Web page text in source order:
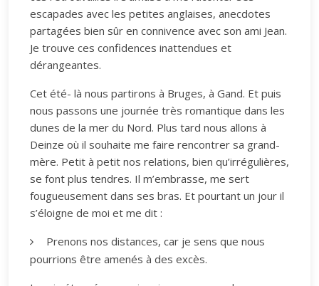
escapades avec les petites anglaises, anecdotes
partagées bien sûr en connivence avec son ami Jean.
Je trouve ces confidences inattendues et
dérangeantes.
Cet été- là nous partirons à Bruges, à Gand. Et puis
nous passons une journée très romantique dans les
dunes de la mer du Nord. Plus tard nous allons à
Deinze où il souhaite me faire rencontrer sa grand-
mère. Petit à petit nos relations, bien qu’irrégulières,
se font plus tendres. Il m’embrasse, me sert
fougueusement dans ses bras. Et pourtant un jour il
s’éloigne de moi et me dit :
Prenons nos distances, car je sens que nous
pourrions être amenés à des excès.